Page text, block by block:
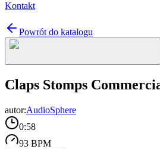
Kontakt
Powrót do katalogu
Claps Stomps
autor:AudioSphere
0:58
93 BPM